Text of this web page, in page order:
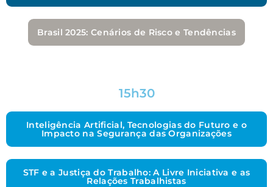
Brasil 2025: Cenários de Risco e Tendências
15h30
Inteligência Artificial, Tecnologias do Futuro e o
Impacto na Segurança das Organizações
STF e a Justiça do Trabalho: A Livre Iniciativa e as
Relações Trabalhistas